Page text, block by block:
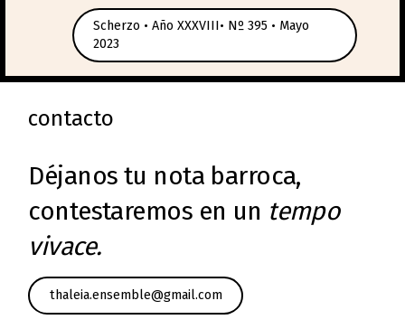
Scherzo • Año XXXVIII• Nº 395 • Mayo
2023
contacto
Déjanos tu nota barroca,
contestaremos en un tempo
vivace.
thaleia.ensemble@gmail.com